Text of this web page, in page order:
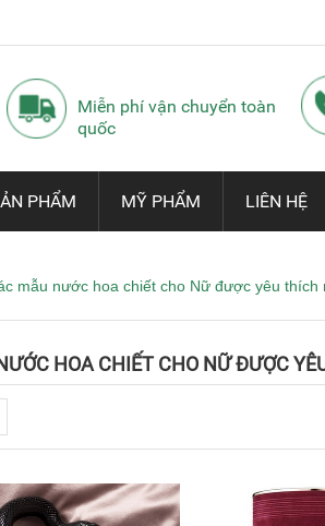
Miễn phí vận chuyển toàn
quốc
PHẨM MỸ PHẨM LIÊN HỆ
mẫu nước hoa chiết cho Nữ được yêu thích
HOA CHIẾT CHO NỮ ĐƯỢC